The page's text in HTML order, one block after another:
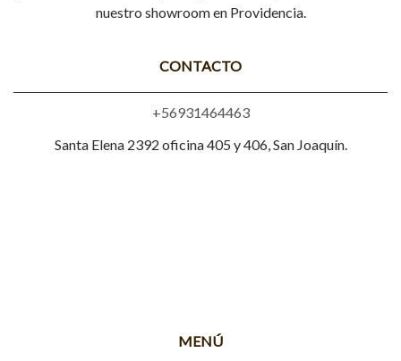
nuestro showroom en Providencia.
CONTACTO
+56931464463
Santa Elena 2392 oficina 405 y 406, San Joaquín.
MENÚ